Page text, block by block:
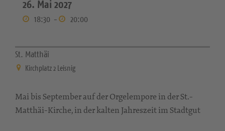
26. Mai 2027
18:30 - 20:00
St. Matthäi
Kirchplatz 2 Leisnig
Mai bis September auf der Orgelempore in der St.-
Matthäi-Kirche, in der kalten Jahreszeit im Stadtgut